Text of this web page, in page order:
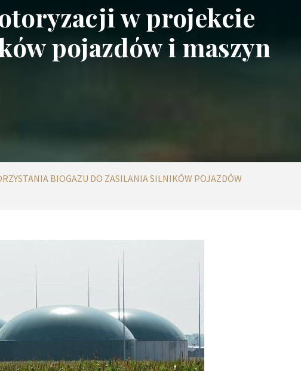
w projekcie
pojazdów i maszyn
BIOGAZU DO ZASILANIA SILNIKÓW POJAZDÓW